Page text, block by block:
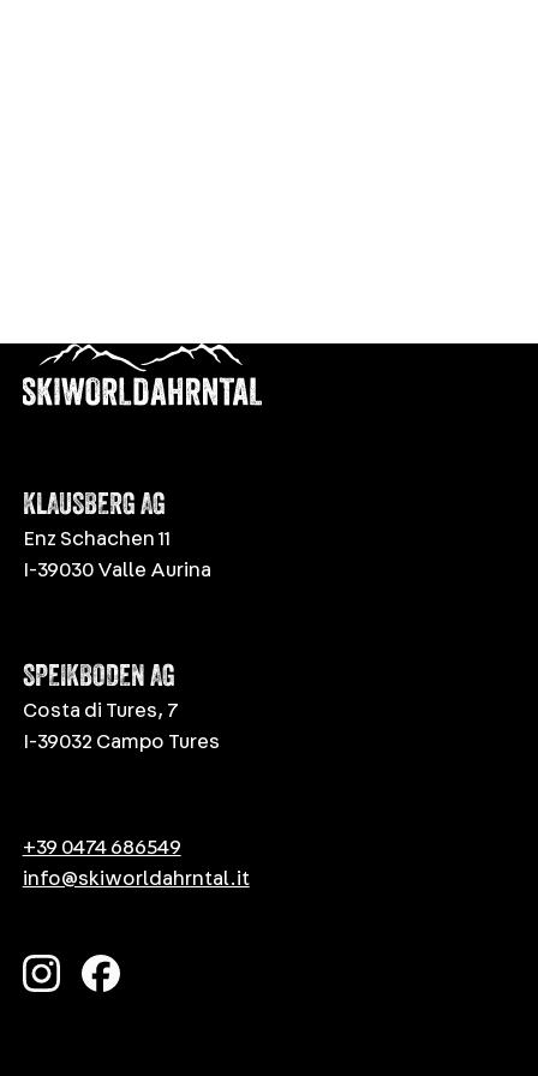
KLAUSBERG AG
Enz Schachen 11
I-39030 Valle Aurina
SPEIKBODEN AG
Costa di Tures, 7
I-39032 Campo Tures
+39 0474 686549
info@skiworldahrntal.it